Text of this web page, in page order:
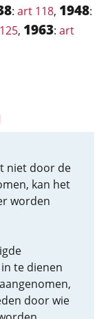
: art 118, 1948:
, 1963: art
niet door de
kan het
worden
te dienen
door wie